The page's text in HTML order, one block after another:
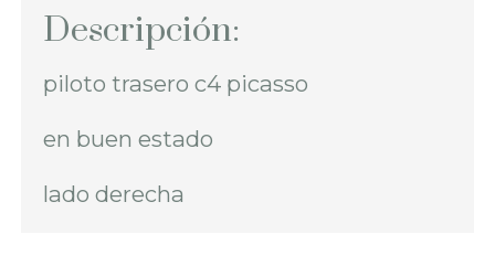
Descripción:
piloto trasero c4 picasso
en buen estado
lado derecha